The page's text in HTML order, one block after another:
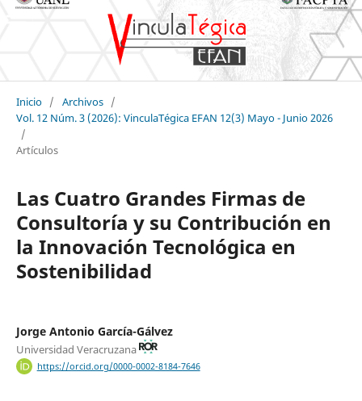
Inicio / Archivos /
Vol. 12 Núm. 3 (2026): VinculaTégica EFAN 12(3) Mayo - Junio 2026
/
Artículos
Las Cuatro Grandes Firmas de
Consultoría y su Contribución en
la Innovación Tecnológica en
Sostenibilidad
Jorge Antonio García-Gálvez
Universidad Veracruzana
https://orcid.org/0000-0002-8184-7646